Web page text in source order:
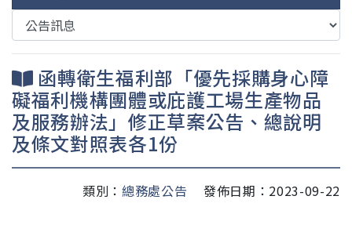
函轉衛生福利部「優先採購身心障
礙福利機構團體或庇護工場生產物品
及服務辦法」修正草案公告、總說明
及條文對照表各1份
類別： 總務處公告 發佈日期：2023-09-22